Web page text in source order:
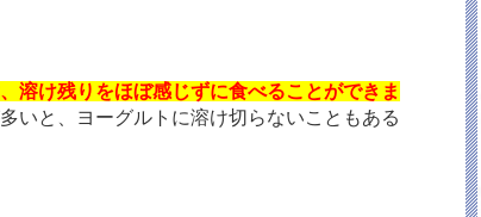
溶け残りをほぼ感じずに食べることができま
いと、ヨーグルトに溶け切らないこともある